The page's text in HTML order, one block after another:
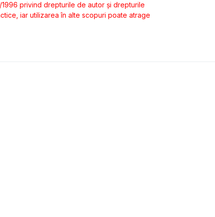
privind drepturile de autor şi drepturile
iar utilizarea în alte scopuri poate atrage